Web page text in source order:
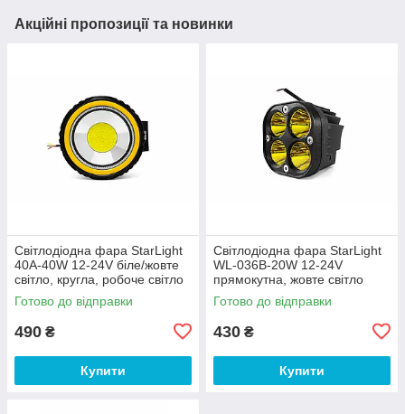
Акційні пропозиції та новинки
Світлодіодна фара StarLight
40A-40W 12-24V біле/жовте
світло, кругла, робоче світло
Готово до відправки
490 ₴
Купити
Світлодіодна фара StarLight
WL-036B-20W 12-24V
прямокутна, жовте світло
Готово до відправки
430 ₴
Купити